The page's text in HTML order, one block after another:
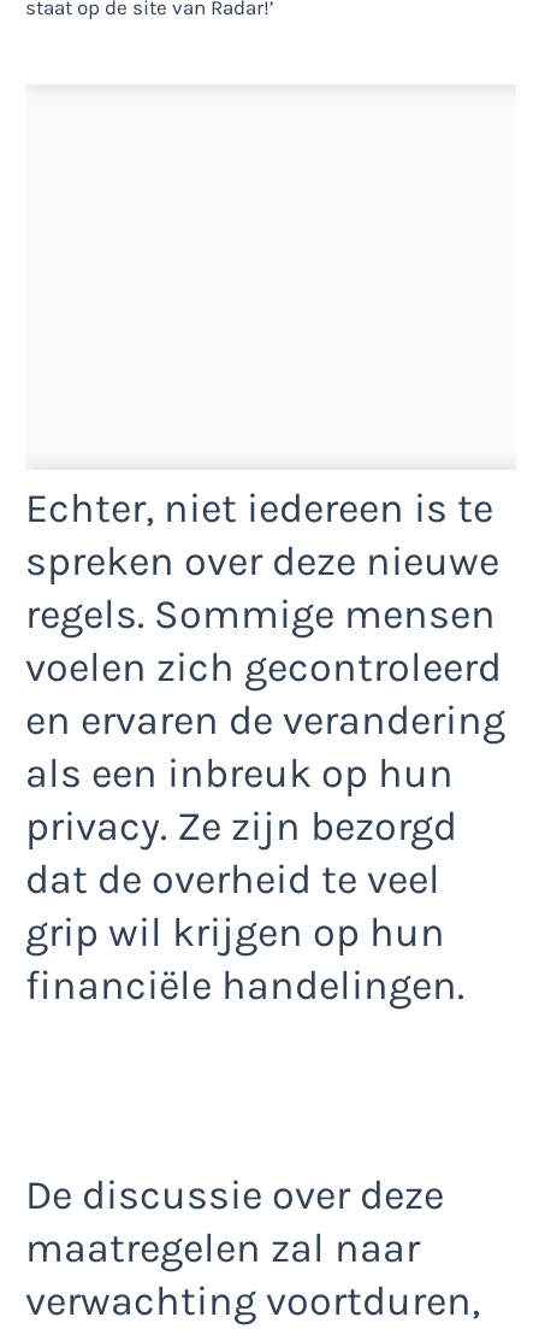
Echter, niet iedereen is te
spreken over deze nieuwe
regels. Sommige mensen
voelen zich gecontroleerd
en ervaren de verandering
als een inbreuk op hun
privacy. Ze zijn bezorgd
dat de overheid te veel
grip wil krijgen op hun
financiële handelingen.
De discussie over deze
maatregelen zal naar
verwachting voortduren,